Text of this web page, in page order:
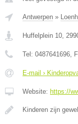
Antwerpen »
Huffelplein 10,
Tel: 0487641696,
E-mail ›
Website: https://
Kinderen zijn